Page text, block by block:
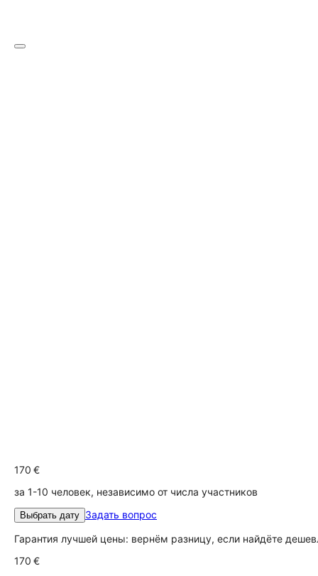
170 €
за 1-10 человек, независимо от числа участников
Выбрать дату Задать вопрос
Гарантия лучшей цены: вернём разницу, если найдёте
170 €